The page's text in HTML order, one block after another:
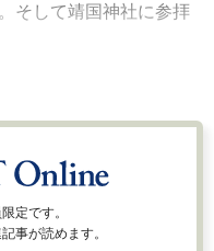
そして靖国神社に参拝
定です。
事が読めます。